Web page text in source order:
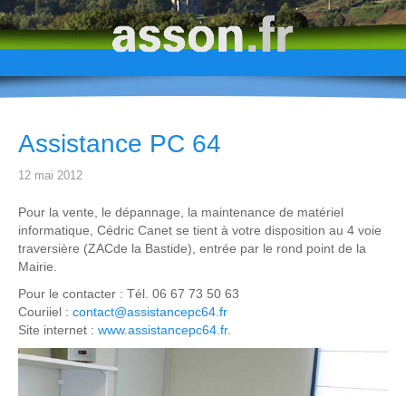
HISTOIRE
Assistance PC 64
12 mai 2012
Pour la vente, le dépannage, la maintenance de matériel
informatique, Cédric Canet se tient à votre disposition au 4 voie
traversière (ZACde la Bastide), entrée par le rond point de la
Mairie.
Pour le contacter : Tél. 06 67 73 50 63
Couriiel : contact@assistancepc64.fr
Site internet : www.assistancepc64.fr.